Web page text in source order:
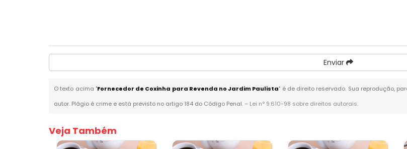
Enviar
O texto acima "Fornecedor de Coxinha para Revenda no Jardim Paulista" é de direito reservado. Sua reprodução,
autor. Plágio é crime e está previsto no artigo 184 do Código Penal. – Lei n° 9.610-98 sobre direitos autorais.
Veja Também